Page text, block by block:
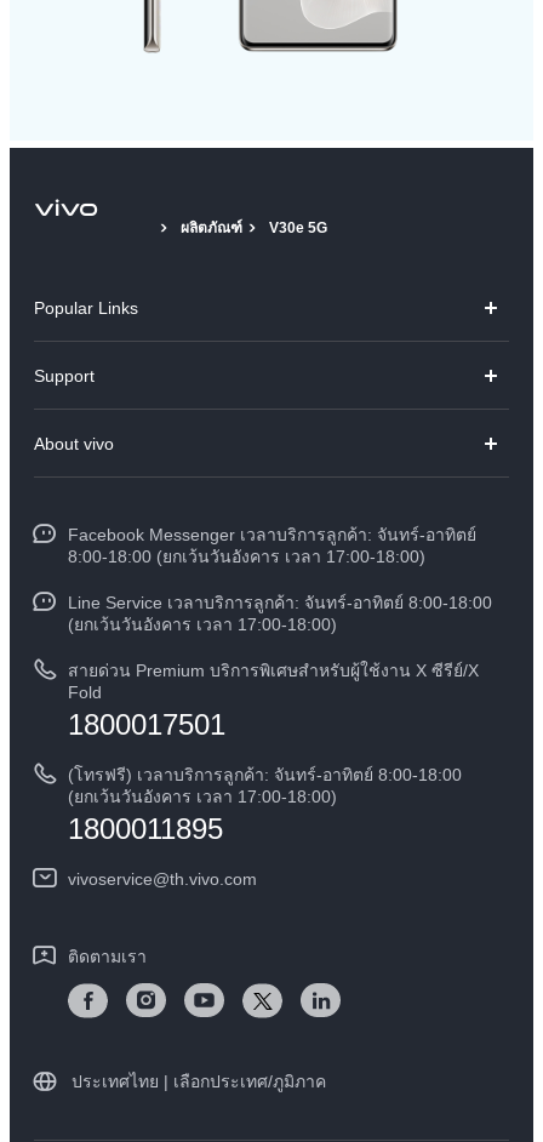
ผลิตภัณฑ์ V30e 5G
Popular Links
X300
Y31 5G
Support
Funtouch OS
สอบถามเกี่ยวกับราคาอะไหล่
การตรวจยืนยันหมายเลข IMEI
คำแนะนำเกี่ยวกับบัตรรับประกันของ vivo
ดาวน์โหลด LUTs สำหรับการคืนค่า Log
About vivo
ข้อมูลข่าว
สมัครงานที่ vivo
ข้อกฏหมาย
เกี่ยวกับเรา
ศูนย์ความเป็นส่วนตัวของวีโว่
ความยั่งยืน
Facebook Messenger เวลาบริการลูกค้า: จันทร์-อาทิตย์
8:00-18:00 (ยกเว้นวันอังคาร เวลา 17:00-18:00)
Line Service เวลาบริการลูกค้า: จันทร์-อาทิตย์ 8:00-18:00
(ยกเว้นวันอังคาร เวลา 17:00-18:00)
สายด่วน Premium บริการพิเศษสำหรับผู้ใช้งาน X ซีรีย์/X
Fold
1800017501
(โทรฟรี) เวลาบริการลูกค้า: จันทร์-อาทิตย์ 8:00-18:00
(ยกเว้นวันอังคาร เวลา 17:00-18:00)
1800011895
vivoservice@th.vivo.com
ติดตามเรา
ประเทศไทย | เลือกประเทศ/ภูมิภาค